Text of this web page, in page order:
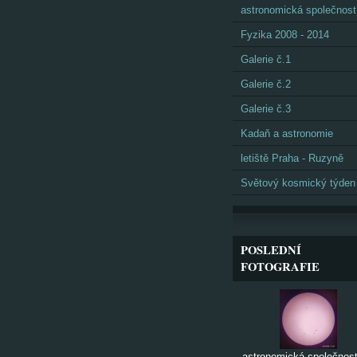
astronomická
Fyzika 2008 - 2014
Galerie č.1
Galerie č.2
Galerie č.3
Kadaň a astronomie
letiště Praha - Ruzyně
Světový kosmický týden
POSLEDNÍ
FOTOGRAFIE